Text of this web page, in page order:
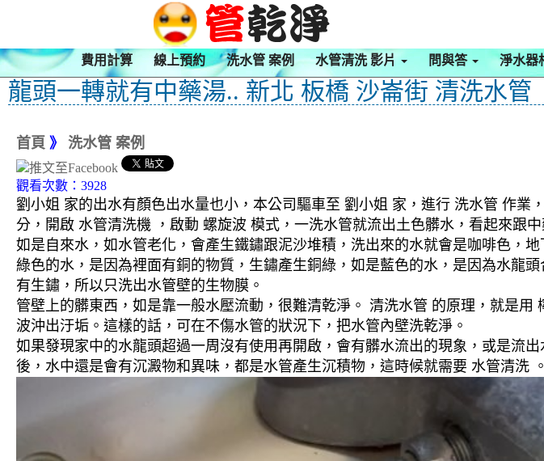
費用計算 線上預約 洗水管 案例 水管清洗 影片 問與答 淨水器
龍頭一轉就有中藥湯.. 新北 板橋 沙崙街 清洗水管
首頁 》 洗水管 案例
觀看次數：3928
劉小姐 家的出水有顏色出水量也小，本公司驅車至 劉小姐 家，進行 洗水管 作
分，開啟 水管清洗機 ，啟動 螺旋波 模式，一洗水管就流出土色髒水，看起來跟
如是自來水，如水管老化，會產生鐵鏽跟泥沙堆積，洗出來的水就會是咖啡色，
綠色的水，是因為裡面有銅的物質，生鏽產生銅綠，如是藍色的水，是因為水龍
有生鏽，所以只洗出水管壁的生物膜。
管壁上的髒東西，如是靠一般水壓流動，很難清乾淨。 清洗水管 的原理，就是
波沖出汙垢。這樣的話，可在不傷水管的狀況下，把水管內壁洗乾淨。
如果發現家中的水龍頭超過一周沒有使用再開啟，會有髒水流出的現象，或是流
後，水中還是會有沉澱物和異味，都是水管產生沉積物，這時候就需要 水管清洗 。